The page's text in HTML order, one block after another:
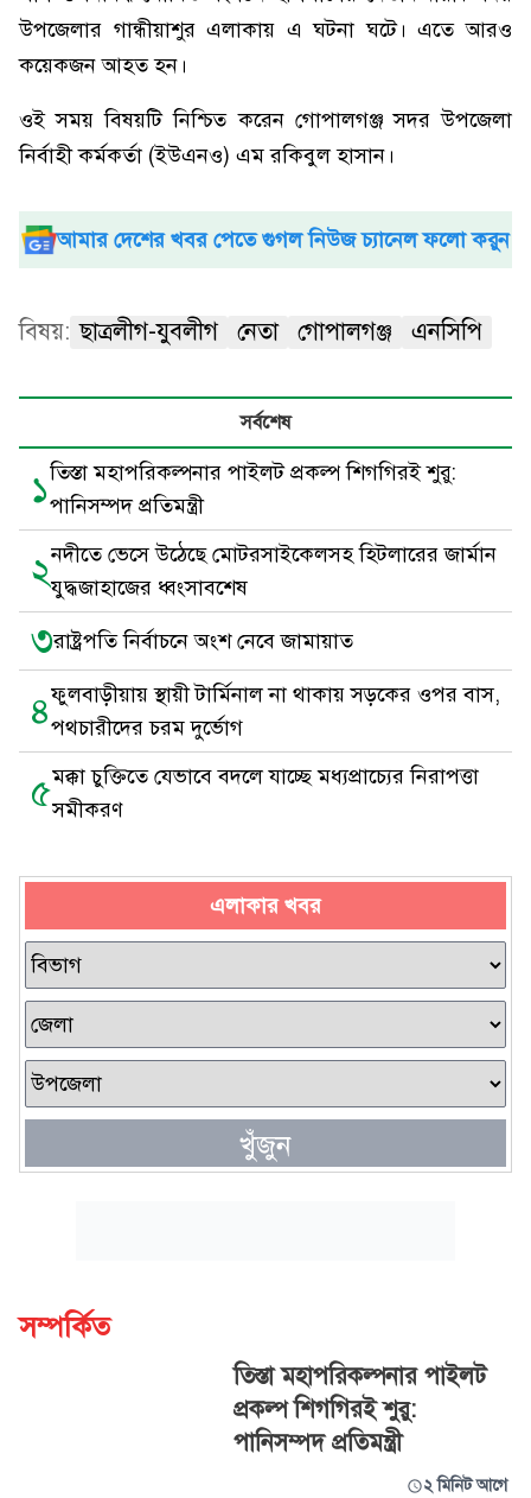
উপজেলার গান্ধীয়াশুর এলাকায় এ ঘটনা ঘটে। এতে আরও
কয়েকজন আহত হন।
ওই সময় বিষয়টি নিশ্চিত করেন গোপালগঞ্জ সদর উপজেলা
নির্বাহী কর্মকর্তা (ইউএনও) এম রকিবুল হাসান।
আমার দেশের খবর পেতে গুগল নিউজ চ্যানেল ফলো করুন
বিষয়: ছাত্রলীগ-যুবলীগ নেতা গোপালগঞ্জ এনসিপি
সর্বশেষ
১তিস্তা মহাপরিকল্পনার পাইলট প্রকল্প শিগগিরই শুরু:
পানিসম্পদ প্রতিমন্ত্রী
২নদীতে ভেসে উঠেছে মোটরসাইকেলসহ হিটলারের জার্মান
যুদ্ধজাহাজের ধ্বংসাবশেষ
৩রাষ্ট্রপতি নির্বাচনে অংশ নেবে জামায়াত
৪ফুলবাড়ীয়ায় স্থায়ী টার্মিনাল না থাকায় সড়কের ওপর বাস,
পথচারীদের চরম দুর্ভোগ
৫মক্কা চুক্তিতে যেভাবে বদলে যাচ্ছে মধ্যপ্রাচ্যের নিরাপত্তা
সমীকরণ
এলাকার খবর
খুঁজুন
সম্পর্কিত
তিস্তা মহাপরিকল্পনার পাইলট
প্রকল্প শিগগিরই শুরু:
পানিসম্পদ প্রতিমন্ত্রী
২ মিনিট আগে